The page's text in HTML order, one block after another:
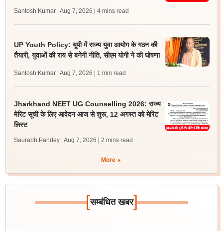
Santosh Kumar | Aug 7, 2026 | 4 mins read
UP Youth Policy: यूपी में राज्य युवा आयोग के गठन की
तैयारी, युवाओं की राय से बनेगी नीति, सीएम योगी ने की घोषणा
Santosh Kumar | Aug 7, 2026 | 1 min read
Jharkhand NEET UG Counselling 2026: राज्य
मेरिट सूची के लिए आवेदन आज से शुरू, 12 अगस्त को मेरिट
लिस्ट
Saurabh Pandey | Aug 7, 2026 | 2 mins read
More
[सम्बंधित खबर]